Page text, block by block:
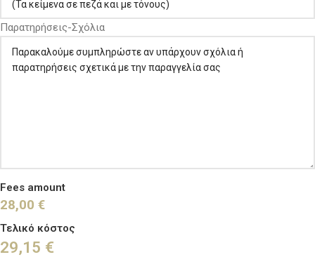
Παρατηρήσεις-Σχόλια
Fees amount
28,00 €
Τελικό κόστος
29,15 €